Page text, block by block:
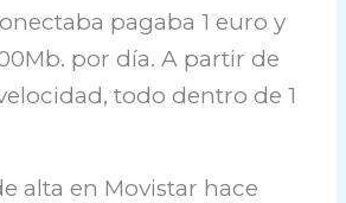
pagaba 1 euro y
por día. A partir de
todo dentro de 1
alta en Movistar hace